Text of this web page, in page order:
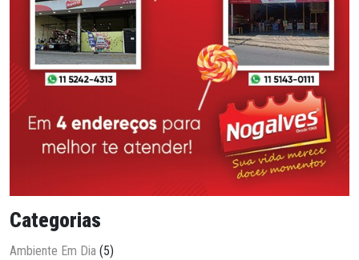
Categorias
Ambiente Em Dia (5)